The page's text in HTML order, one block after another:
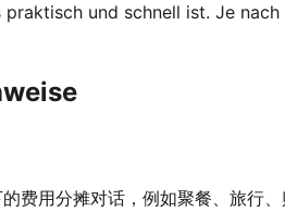
praktisch und schnell ist. Je
费用分摊对话，例如聚餐、旅行、